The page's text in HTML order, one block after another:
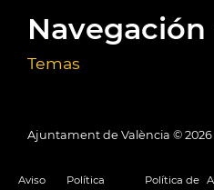
Navegación
Temas
Ajuntament de València © 2026
Aviso Política Política de